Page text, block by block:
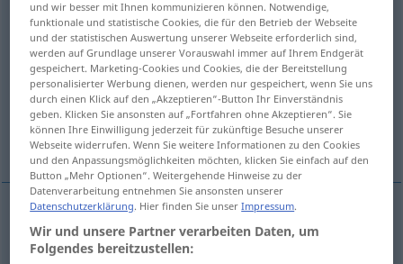
Übersicht aller Übersetzungen
(Für mehr Details die Übersetzung anklicken/antippen)
ein Gewand ausziehen
das Priesteramt entziehen
(jemandem)einGewand ausziehen unfrock
und wir besser mit Ihnen kommunizieren können. Notwendige,
funktionale und statistische Cookies, die für den Betrieb der Webseite
und der statistischen Auswertung unserer Webseite erforderlich sind,
werden auf Grundlage unserer Vorauswahl immer auf Ihrem Endgerät
gespeichert. Marketing-Cookies und Cookies, die der Bereitstellung
personalisierter Werbung dienen, werden nur gespeichert, wenn Sie uns
durch einen Klick auf den „Akzeptieren“-Button Ihr Einverständnis
geben. Klicken Sie ansonsten auf „Fortfahren ohne Akzeptieren“. Sie
können Ihre Einwilligung jederzeit für zukünftige Besuche unserer
Webseite widerrufen. Wenn Sie weitere Informationen zu den Cookies
und den Anpassungsmöglichkeiten möchten, klicken Sie einfach auf den
Button „Mehr Optionen“. Weitergehende Hinweise zu der
Datenverarbeitung entnehmen Sie ansonsten unserer
Datenschutzerklärung. Hier finden Sie unserImpressum.
Wir und unsere Partner verarbeiten Daten, um
Folgendes bereitzustellen: